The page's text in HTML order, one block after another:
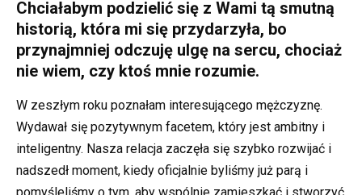
Chciałabym podzielić się z Wami tą smutną
historią, która mi się przydarzyła, bo
przynajmniej odczuję ulgę na sercu, chociaż
nie wiem, czy ktoś mnie rozumie.
W zeszłym roku poznałam interesującego mężczyznę.
Wydawał się pozytywnym facetem, który jest ambitny i
inteligentny. Nasza relacja zaczęła się szybko rozwijać i
nadszedł moment, kiedy oficjalnie byliśmy już parą i